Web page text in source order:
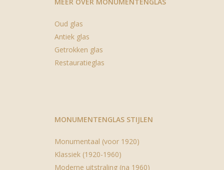
Oud glas
Antiek glas
Getrokken glas
Restauratieglas
MONUMENTENGLAS STIJLEN
Monumentaal (voor 1920)
Klassiek (1920-1960)
Moderne uitstraling (na 1960)